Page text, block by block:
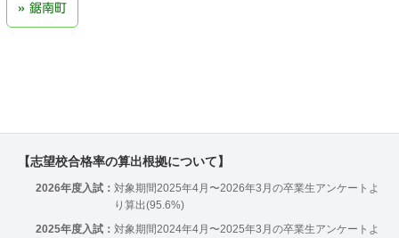
鋸南町
【志望校合格率の算出根拠について】
2026年度入試： 対象期間2025年4月〜2026年3月の卒業生アンケートよ
り算出(95.6%)
2025年度入試： 対象期間2024年4月〜2025年3月の卒業生アンケートよ